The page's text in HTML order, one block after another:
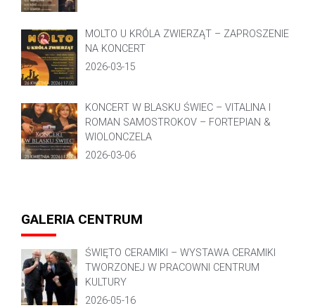
MOLTO U KRÓLA ZWIERZĄT – ZAPROSZENIE
NA KONCERT
2026-03-15
KONCERT W BLASKU ŚWIEC – VITALINA I
ROMAN SAMOSTROKOV – FORTEPIAN &
WIOLONCZELA
2026-03-06
GALERIA CENTRUM
ŚWIĘTO CERAMIKI – WYSTAWA CERAMIKI
TWORZONEJ W PRACOWNI CENTRUM
KULTURY
2026-05-16